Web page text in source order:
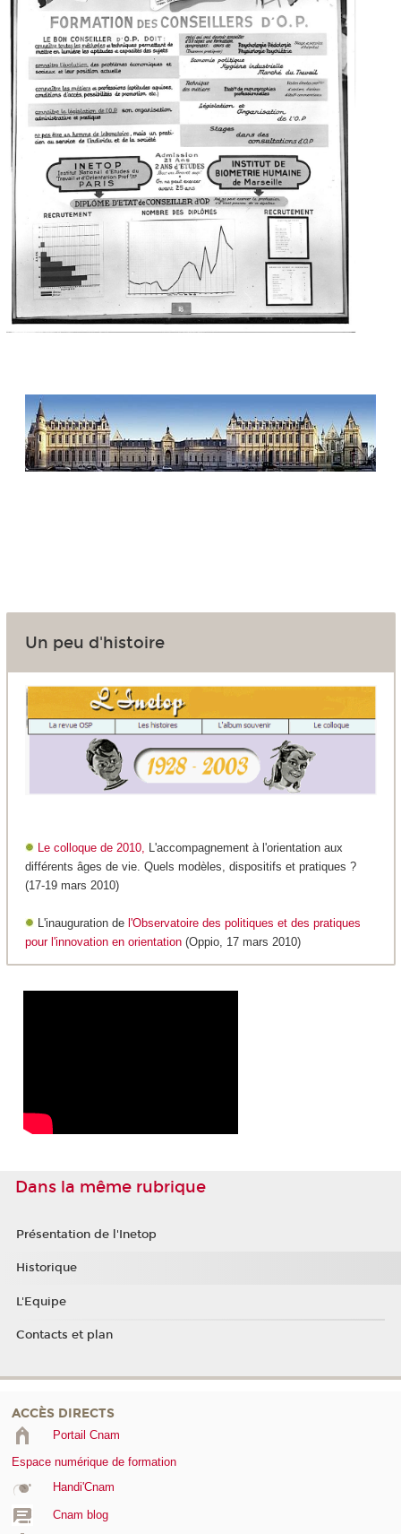
Un peu d'histoire
Le colloque de 2010,
L'accompagnement à l'orientation aux
différents âges de vie. Quels modèles, dispositifs et pratiques ?
(17-19 mars 2010)
L'inauguration de l'Observatoire des politiques et des pratiques
pour l'innovation en orientation(Oppio, 17 mars 2010)
Dans la même rubrique
Présentation de l'Inetop
Historique
L'Equipe
Contacts et plan
ACCÈS DIRECTS
Portail Cnam
Espace numérique de formation
Handi'Cnam
Cnam blog